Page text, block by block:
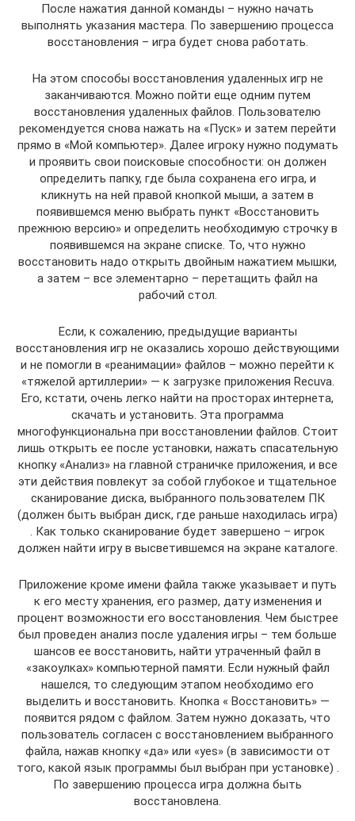
После нажатия данной команды – нужно начать
выполнять указания мастера. По завершению процесса
восстановления – игра будет снова работать.
На этом способы восстановления удаленных игр не
заканчиваются. Можно пойти еще одним путем
восстановления удаленных файлов. Пользователю
рекомендуется снова нажать на «Пуск» и затем перейти
прямо в «Мой компьютер». Далее игроку нужно подумать
и проявить свои поисковые способности: он должен
определить папку, где была сохранена его игра, и
кликнуть на ней правой кнопкой мыши, а затем в
появившемся меню выбрать пункт «Восстановить
прежнюю версию» и определить необходимую строчку в
появившемся на экране списке. То, что нужно
восстановить надо открыть двойным нажатием мышки,
а затем – все элементарно – перетащить файл на
рабочий стол.
Если, к сожалению, предыдущие варианты
восстановления игр не оказались хорошо действующими
и не помогли в «реанимации» файлов – можно перейти к
«тяжелой артиллерии» — к загрузке приложения Recuva.
Его, кстати, очень легко найти на просторах интернета,
скачать и установить. Эта программа
многофункциональна при восстановлении файлов. Стоит
лишь открыть ее после установки, нажать спасательную
кнопку «Анализ» на главной страничке приложения, и все
эти действия повлекут за собой глубокое и тщательное
сканирование диска, выбранного пользователем ПК
(должен быть выбран диск, где раньше находилась игра)
. Как только сканирование будет завершено – игрок
должен найти игру в высветившемся на экране каталоге.
Приложение кроме имени файла также указывает и путь
к его месту хранения, его размер, дату изменения и
процент возможности его восстановления. Чем быстрее
был проведен анализ после удаления игры – тем больше
шансов ее восстановить, найти утраченный файл в
«закоулках» компьютерной памяти. Если нужный файл
нашелся, то следующим этапом необходимо его
выделить и восстановить. Кнопка « Восстановить» —
появится рядом с файлом. Затем нужно доказать, что
пользователь согласен с восстановлением выбранного
файла, нажав кнопку «да» или «yes» (в зависимости от
того, какой язык программы был выбран при установке) .
По завершению процесса игра должна быть
восстановлена.